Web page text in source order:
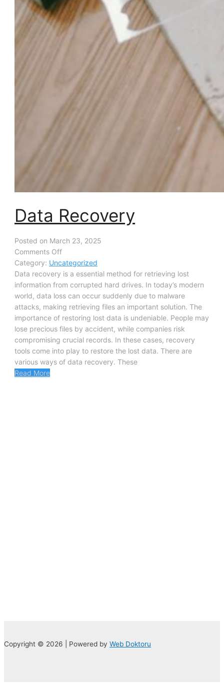
Data Recovery
Posted on March 23, 2025
Comments Off
Category: Uncategorized
Data recovery is a essential method for retrieving lost
information from corrupted hard drives. In today’s modern
world, data loss can occur suddenly due to malware
attacks, making retrieving files an important solution. The
importance of restoring lost data is undeniable. People may
lose precious files by accident, while companies risk
compromising crucial records. In these cases, recovery
tools come into play to restore the lost data. There are
various ways of data recovery. These
Read More
Copyright © 2026 | Powered by Web Doktoru